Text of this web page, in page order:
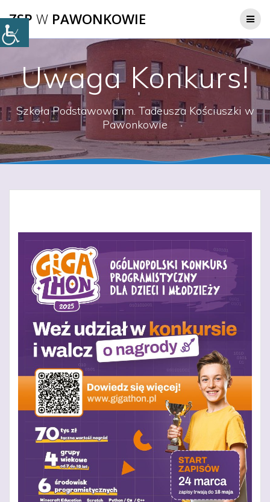
do
ZSP W PAWONKOWIE
Uwaga Konkurs!
Szkoła Podstawowa im. Tadeusza Kościuszki w
Pawonkowie